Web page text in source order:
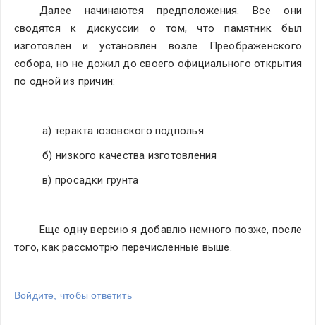
Далее начинаются предположения. Все они
сводятся к дискуссии о том, что памятник был
изготовлен и установлен возле Преображенского
собора, но не дожил до своего официального открытия
по одной из причин:
а) теракта юзовского подполья
б) низкого качества изготовления
в) просадки грунта
Еще одну версию я добавлю немного позже, после
того, как рассмотрю перечисленные выше.
Войдите, чтобы ответить